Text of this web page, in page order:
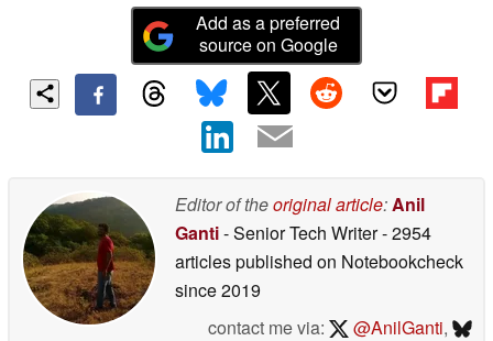
Add as a preferred
source on Google
Editor of theoriginal article:Anil
Ganti- Senior Tech Writer- 2954
articles published on Notebookcheck
since 2019
contact me via:
@AnilGanti,